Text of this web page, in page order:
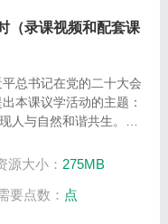
（录课视频和配套课
总书记在党的二十大会
本课议学活动的主题：
人与自然和谐共生。随
何实现人与自然和谐共
用具体问题具体分析的
源大小： 275MB
要点数： 点